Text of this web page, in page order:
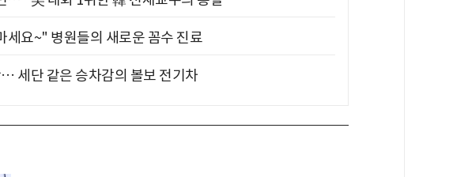
세요~" 병원들의 새로운 꼼수 진료
세단 같은 승차감의 볼보 전기차